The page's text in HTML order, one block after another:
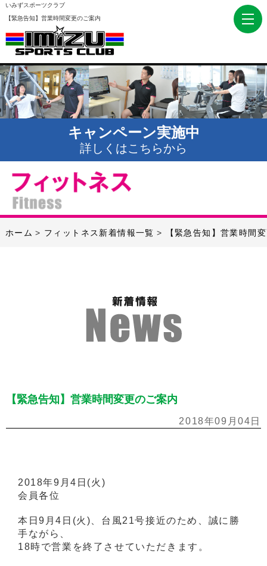
いみずスポーツクラブ
【緊急告知】営業時間変更のご案内
キャンペーン実施中
詳しくはこちらから
ホーム フィットネス新着情報一覧 【緊急告知】営業時間
【緊急告知】営業時間変更のご案内
2018年09月04日
2018年9月4日(火)
会員各位
本日9月4日(火)、台風21号接近のため、誠に勝
手ながら、
18時で営業を終了させていただきます。